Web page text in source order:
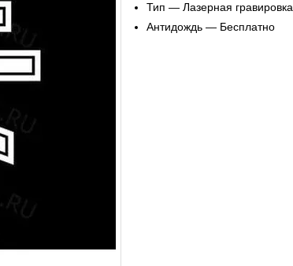
Тип — Лазерная гравировка
Антидождь — Бесплатно